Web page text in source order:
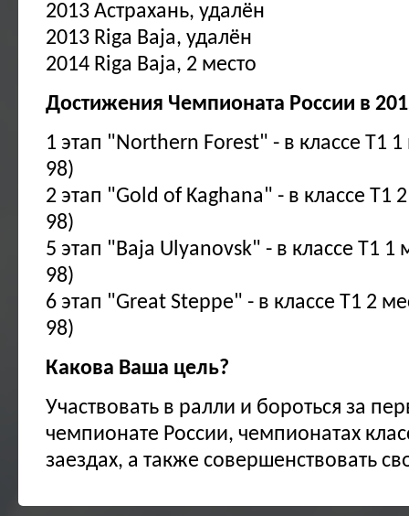
2013 Астрахань, удалён
2013 Riga Baja, удалён
2014 Riga Baja, 2 место
Достижения Чемпионата России в
1 этап "Northern Forest" - в классе Т1
98)
2 этап "Gold of Kaghana" - в классе Т1
98)
5 этап "Baja Ulyanovsk" - в классе Т1
98)
6 этап "Great Steppe" - в классе Т1 2
98)
Какова Ваша цель?
Участвовать в ралли и бороться за
чемпионате России, чемпионатах
заездах, а также совершенствовать